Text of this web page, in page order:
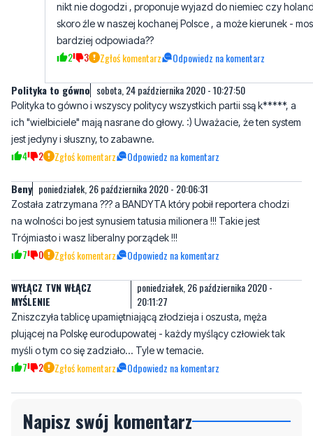
nikt nie dogodzi , proponuje wyjazd do niemiec czy
skoro źle w naszej kochanej Polsce , a może kierunek -
bardziej odpowiada??
2 3 Zgłoś komentarz Odpowiedz na komentarz
Polityka to gówno sobota, 24 października 2020 - 10:27:50
Polityka to gówno i wszyscy politycy wszystkich partii ssą k*****, a
ich "wielbiciele" mają nasrane do głowy. :) Uważacie, że ten system
jest jedyny i słuszny, to zabawne.
4 2 Zgłoś komentarz Odpowiedz na komentarz
Beny poniedziałek, 26 października 2020 - 20:06:31
Została zatrzymana ??? a BANDYTA który pobił reportera chodzi
na wolności bo jest synusiem tatusia milionera !!! Takie jest
Trójmiasto i wasz liberalny porządek !!!
7 0 Zgłoś komentarz Odpowiedz na komentarz
WYŁĄCZ TVN WŁĄCZ
MYŚLENIE
poniedziałek, 26 października 2020 -
20:11:27
Zniszczyła tablicę upamiętniającą złodzieja i oszusta, męża
plującej na Polskę eurodupowatej - każdy myślący człowiek tak
myśli o tym co się zadziało... Tyle w temacie.
7 2 Zgłoś komentarz Odpowiedz na komentarz
Napisz swój komentarz